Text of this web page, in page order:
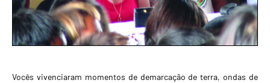
Vocês vivenciaram momentos de demarcação de terra, ondas de